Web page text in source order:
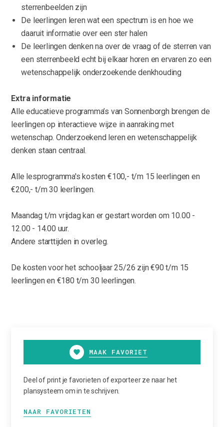
sterrenbeelden zijn
De leerlingen leren wat een spectrum is en hoe we
daaruit informatie over een ster halen
De leerlingen denken na over de vraag of de sterren van
een sterrenbeeld echt bij elkaar horen en ervaren zo een
wetenschappelijk onderzoekende denkhouding
Extra informatie
Alle educatieve programma’s van Sonnenborgh brengen de
leerlingen op interactieve wijze in aanraking met
wetenschap. Onderzoekend leren en wetenschappelijk
denken staan centraal.
Alle lesprogramma's kosten €100,- t/m 15 leerlingen en
€200,- t/m 30 leerlingen.
Maandag t/m vrijdag kan er gestart worden om 10.00 -
12.00 - 14.00 uur.
Andere starttijden in overleg.
De kosten voor het schooljaar 25/26 zijn €90 t/m 15
leerlingen en €180 t/m 30 leerlingen.
MAAK FAVORIET
Deel of print je favorieten of exporteer ze naar het
plansysteem om in te schrijven.
NAAR FAVORIETEN